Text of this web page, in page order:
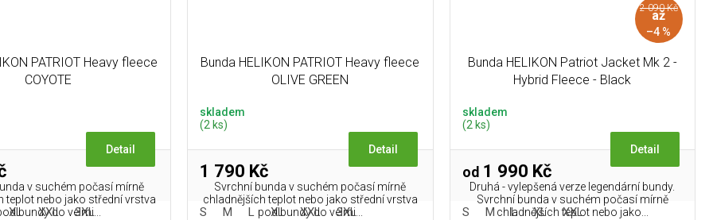
PATRIOT Heavy fleece
COYOTE
Detail
v suchém počasí mírně
teplot nebo jako střední vrstva
bundy do velmi...
XL XXL 3XL
Bunda HELIKON PATRIOT Heavy fleece
OLIVE GREEN
skladem
(2 ks)
1 790 Kč
Detail
Svrchní bunda v suchém počasí mírně
chladnějších teplot nebo jako střední vrstva
pod bundy do velmi...
S M L XL XXL 3XL
2 090 Kč
až
–4 %
Bunda HELIKON Patriot Jacket Mk 2 -
Hybrid Fleece - Black
skladem
(2 ks)
od1 990 Kč
Detail
Druhá - vylepšená verze legendární bundy.
Svrchní bunda v suchém počasí mírně
chladnějších teplot nebo jako...
S M L XL XXL